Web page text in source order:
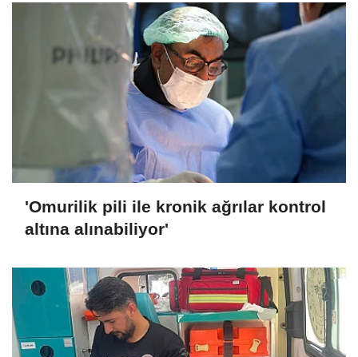
'Omurilik pili ile kronik ağrılar kontrol
altına alınabiliyor'